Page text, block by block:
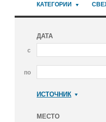
КАТЕГОРИИ
ДАТА
с
по
ИСТОЧНИК
МЕСТО